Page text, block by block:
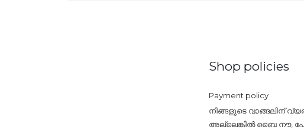
Shop policies
Payment policy
നിങ്ങളുടെ വാങ്ങലിന്
അല്ലെങ്കിൽ ബൈ നൗ, പേ